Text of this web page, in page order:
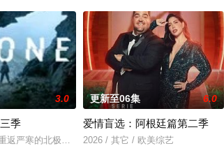
，除餐厅本体外，还将设置家禽、鲜蔬、河鲜等不
3.0
季
返严寒的北极圈，拍摄地位于加拿大西北地区阿克
更新至06集 6.0
爱情盲选：阿根廷篇第二季
2026 / 其它 / 欧美综艺